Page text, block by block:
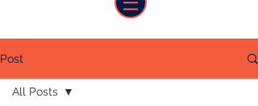
Post
All Posts